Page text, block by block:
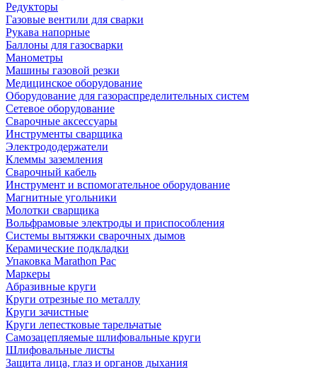
Редукторы
Газовые вентили для сварки
Рукава напорные
Баллоны для газосварки
Манометры
Машины газовой резки
Медицинское оборудование
Оборудование для газораспределительных систем
Сетевое оборудование
Сварочные аксессуары
Инструменты сварщика
Электрододержатели
Клеммы заземления
Сварочный кабель
Инструмент и вспомогательное оборудование
Магнитные угольники
Молотки сварщика
Вольфрамовые электроды и приспособления
Системы вытяжки сварочных дымов
Керамические подкладки
Упаковка Marathon Pac
Маркеры
Абразивные круги
Круги отрезные по металлу
Круги зачистные
Круги лепестковые тарельчатые
Самозацепляемые шлифовальные круги
Шлифовальные листы
Защита лица, глаз и органов дыхания